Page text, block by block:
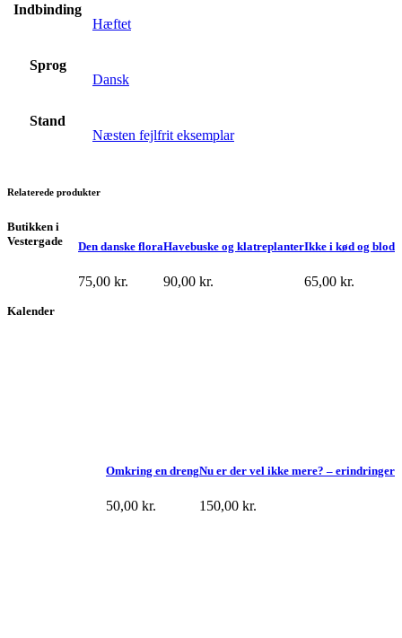
Indbinding
Hæftet
Sprog
Dansk
Stand
Næsten fejlfrit eksemplar
Relaterede produkter
Ikke i kød og blod
65,00 kr.
Havebuske og klatreplanter
90,00 kr.
Den danske flora
75,00 kr.
Nu er der vel ikke mere? – erindringer
150,00 kr.
Omkring en dreng
50,00 kr.
Butikken i
Vestergade
Kalender